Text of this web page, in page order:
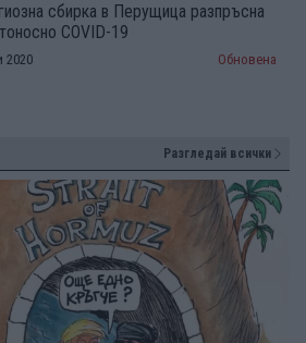
сбирка в Перущица разпръсна
COVID-19
2020 Обновена
Разгледай всички